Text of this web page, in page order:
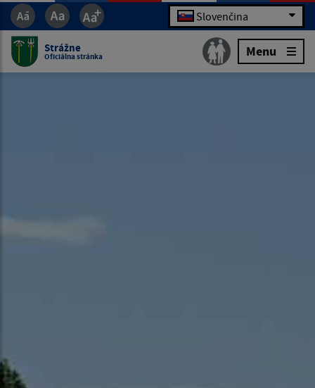
Slovenčina
Strážne
Oficiálna stránka Menu